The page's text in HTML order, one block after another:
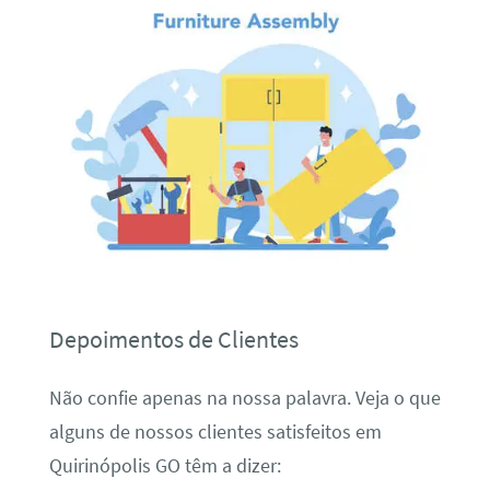
Depoimentos de Clientes
Não confie apenas na nossa palavra. Veja o que
alguns de nossos clientes satisfeitos em
Quirinópolis GO têm a dizer: